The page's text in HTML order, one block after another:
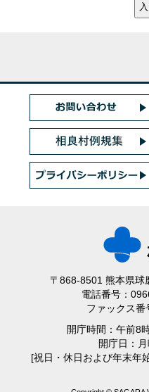
〒868-8501 熊本県球
電話番号：
ファックス
開庁時間：午前8
開庁日：
[祝日・休日および年末年